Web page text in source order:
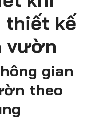
thiết kế
vườn
gian
theo